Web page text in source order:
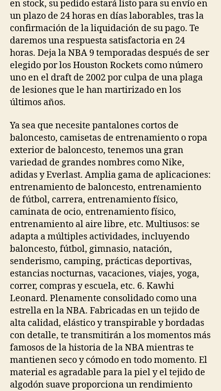
en stock, su pedido estará listo para su envío en
un plazo de 24 horas en días laborables, tras la
confirmación de la liquidación de su pago. Te
daremos una respuesta satisfactoria en 24
horas. Deja la NBA 9 temporadas después de ser
elegido por los Houston Rockets como número
uno en el draft de 2002 por culpa de una plaga
de lesiones que le han martirizado en los
últimos años.
Ya sea que necesite pantalones cortos de
baloncesto, camisetas de entrenamiento o ropa
exterior de baloncesto, tenemos una gran
variedad de grandes nombres como Nike,
adidas y Everlast. Amplia gama de aplicaciones:
entrenamiento de baloncesto, entrenamiento
de fútbol, carrera, entrenamiento físico,
caminata de ocio, entrenamiento físico,
entrenamiento al aire libre, etc. Multiusos: se
adapta a múltiples actividades, incluyendo
baloncesto, fútbol, gimnasio, natación,
senderismo, camping, prácticas deportivas,
estancias nocturnas, vacaciones, viajes, yoga,
correr, compras y escuela, etc. 6. Kawhi
Leonard. Plenamente consolidado como una
estrella en la NBA. Fabricadas en un tejido de
alta calidad, elástico y transpirable y bordadas
con detalle, te transmitirán a los momentos más
famosos de la historia de la NBA mientras te
mantienen seco y cómodo en todo momento. El
material es agradable para la piel y el tejido de
algodón suave proporciona un rendimiento